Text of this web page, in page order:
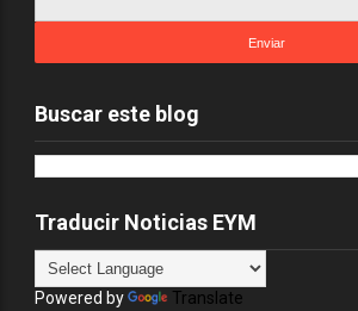
Buscar este blog
Traducir Noticias EYM
Powered by Translate